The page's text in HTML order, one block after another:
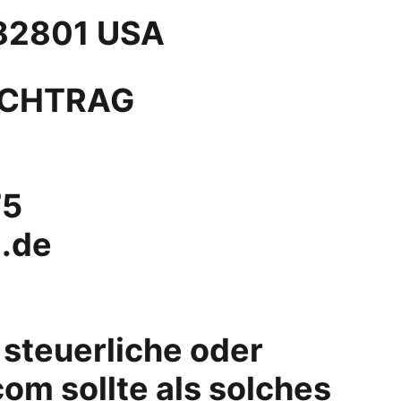
USA
steuerliche oder
sollte als solches